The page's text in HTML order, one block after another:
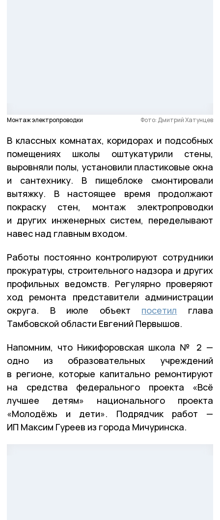
Монтаж электропроводки Фото: Дмитрий Хатунцев
В классных комнатах, коридорах и подсобных
помещениях школы оштукатурили стены,
выровняли полы, установили пластиковые окна
и сантехнику. В пищеблоке смонтировали
вытяжку. В настоящее время продолжают
покраску стен, монтаж электропроводки
и других инженерных систем, переделывают
навес над главным входом.
Работы постоянно контролируют сотрудники
прокуратуры, строительного надзора и других
профильных ведомств. Регулярно проверяют
ход ремонта представители администрации
округа. В июле объект посетил глава
Тамбовской области Евгений Первышов.
Напомним, что Никифоровская школа № 2 —
одно из образовательных учреждений
в регионе, которые капитально ремонтируют
на средства федерального проекта «Всё
лучшее детям» национального проекта
«Молодёжь и дети». Подрядчик работ —
ИП Максим Гуреев из города Мичуринска.